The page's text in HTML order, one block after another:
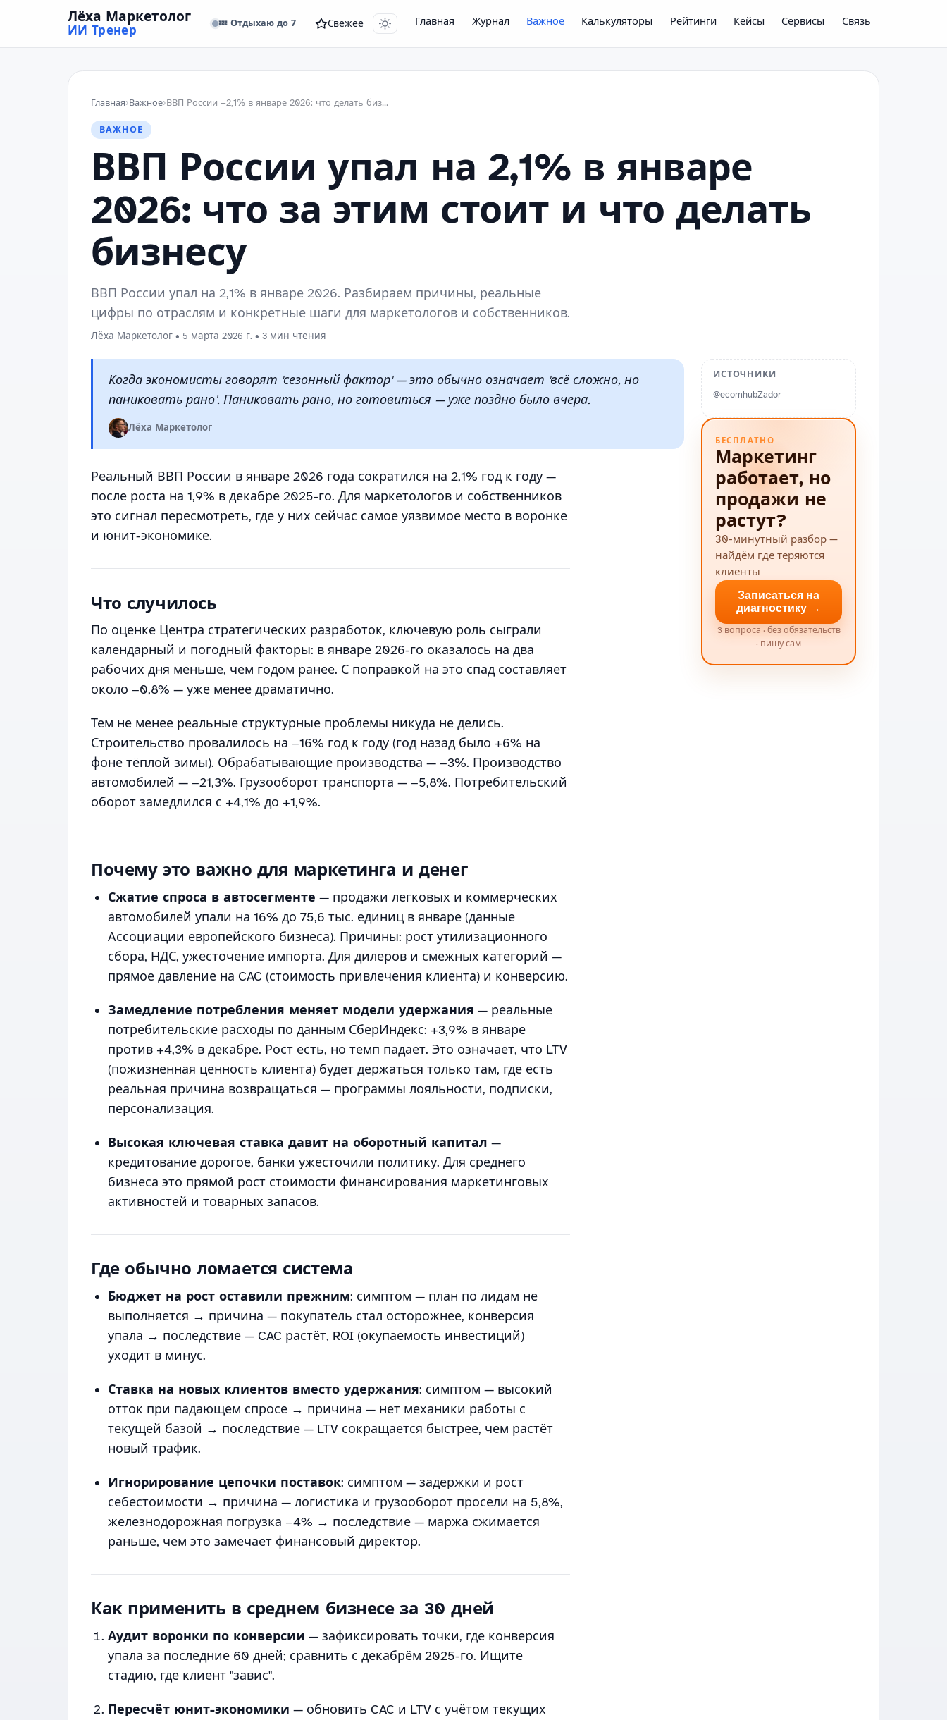
Лёха Маркетолог
ИИ Тренер 💤 Отдыхаю до 7 Свежее Главная Журнал Важное Калькуляторы Рейтинги Кейсы Сервисы Связь
Главная›Важное› ВВП России −2,1% в январе 2026: что делать бизнесу
ВАЖНОЕ
ВВП России упал на 2,1% в январе
2026: что за этим стоит и что делать
бизнесу
ВВП России упал на 2,1% в январе 2026. Разбираем причины, реальные
цифры по отраслям и конкретные шаги для маркетологов и собственников.
Лёха Маркетолог • 5 марта 2026 г. • 3 мин чтения
Когда экономисты говорят 'сезонный фактор' — это обычно означает 'всё сложно, но
паниковать рано'. Паниковать рано, но готовиться — уже поздно было вчера.
Лёха Маркетолог
Реальный ВВП России в январе 2026 года сократился на 2,1% год к году —
после роста на 1,9% в декабре 2025-го. Для маркетологов и собственников
это сигнал пересмотреть, где у них сейчас самое уязвимое место в воронке
и юнит-экономике.
Что случилось
По оценке Центра стратегических разработок, ключевую роль сыграли
календарный и погодный факторы: в январе 2026-го оказалось на два
рабочих дня меньше, чем годом ранее. С поправкой на это спад составляет
около −0,8% — уже менее драматично.
Тем не менее реальные структурные проблемы никуда не делись.
Строительство провалилось на −16% год к году (год назад было +6% на
фоне тёплой зимы). Обрабатывающие производства — −3%. Производство
автомобилей — −21,3%. Грузооборот транспорта — −5,8%. Потребительский
оборот замедлился с +4,1% до +1,9%.
Почему это важно для маркетинга и денег
Сжатие спроса в автосегменте — продажи легковых и коммерческих
автомобилей упали на 16% до 75,6 тыс. единиц в январе (данные
Ассоциации европейского бизнеса). Причины: рост утилизационного
сбора, НДС, ужесточение импорта. Для дилеров и смежных категорий —
прямое давление на CAC (стоимость привлечения клиента) и конверсию.
Замедление потребления меняет модели удержания — реальные
потребительские расходы по данным СберИндекс: +3,9% в январе
против +4,3% в декабре. Рост есть, но темп падает. Это означает, что LTV
(пожизненная ценность клиента) будет держаться только там, где есть
реальная причина возвращаться — программы лояльности, подписки,
персонализация.
Высокая ключевая ставка давит на оборотный капитал —
кредитование дорогое, банки ужесточили политику. Для среднего
бизнеса это прямой рост стоимости финансирования маркетинговых
активностей и товарных запасов.
Где обычно ломается система
Бюджет на рост оставили прежним: симптом — план по лидам не
выполняется → причина — покупатель стал осторожнее, конверсия
упала → последствие — CAC растёт, ROI (окупаемость инвестиций)
уходит в минус.
Ставка на новых клиентов вместо удержания: симптом — высокий
отток при падающем спросе → причина — нет механики работы с
текущей базой → последствие — LTV сокращается быстрее, чем растёт
новый трафик.
Игнорирование цепочки поставок: симптом — задержки и рост
себестоимости → причина — логистика и грузооборот просели на 5,8%,
железнодорожная погрузка −4% → последствие — маржа сжимается
раньше, чем это замечает финансовый директор.
Как применить в среднем бизнесе за 30 дней
Аудит воронки по конверсии — зафиксировать точки, где конверсия
упала за последние 60 дней; сравнить с декабрём 2025-го. Ищите
стадию, где клиент "завис".
Пересчёт юнит-экономики — обновить CAC и LTV с учётом текущих
ИСТОЧНИКИ
@ecomhubZador
БЕСПЛАТНО
Маркетинг
работает, но
продажи не
растут?
30-минутный разбор —
найдём где теряются
клиенты
Записаться на
диагностику →
3 вопроса · без обязательств
· пишу сам